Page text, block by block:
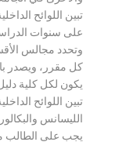
تبين اللوائح
على سنوات
وتحدد مجالس
كل مقرر، ويصدر
يكون لكل كلية
تبين اللوائح
الليسانس
يجب على الطالب